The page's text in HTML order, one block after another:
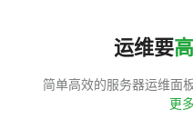
运维要
简单高效的服务器运维面
更